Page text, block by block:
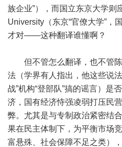
族企业”），而国立东京大学则
University（东京“官僚大学”，
才对——这种翻译谁懂啊？
但不管怎么翻译，也不管陈
法（学界有人指出，他这些说
战”机构“登部队”搞的谣言）是
济，国有经济恃强凌弱打压民
弊。尤其是与专制政治紧密结
果在民主体制下，为平衡市场
富悬殊、社会保障不足之类）